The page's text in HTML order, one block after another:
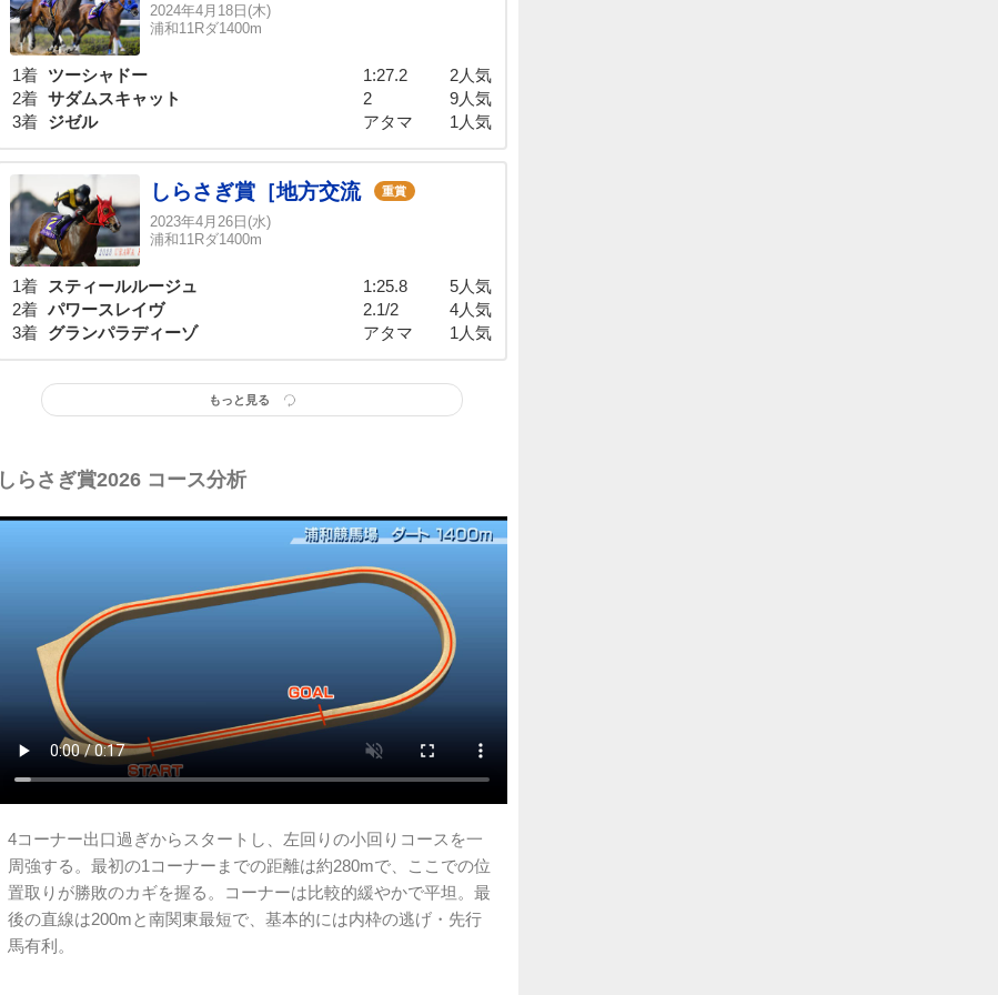
2024年4月18日(木)
浦和11Rダ1400m
1着 ツーシャドー 1:27.2
2人気
2着 サダムスキャット 2
9人気
3着 ジゼル アタマ 1人気
しらさぎ賞［地方交流 重賞
2023年4月26日(水)
浦和11Rダ1400m
1着 スティールルージュ 1:25.8
5人気
2着 パワースレイヴ 2.1/2
4人気
3着 グランパラディーゾ アタマ 1人気
もっと見る
しらさぎ賞2026 コース分析
4コーナー出口過ぎからスタートし、左回りの小回りコースを一
周強する。最初の1コーナーまでの距離は約280mで、ここでの位
置取りが勝敗のカギを握る。コーナーは比較的緩やかで平坦。最
後の直線は200mと南関東最短で、基本的には内枠の逃げ・先行
馬有利。